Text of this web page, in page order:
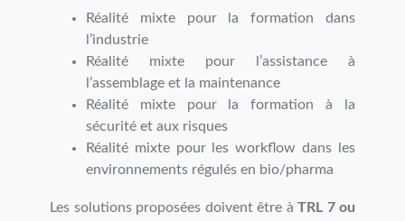
Réalité mixte pour la formation dans
l’industrie
Réalité mixte pour l’assistance à
l’assemblage et la maintenance
Réalité mixte pour la formation à la
sécurité et aux risques
Réalité mixte pour les workflow dans les
environnements régulés en bio/pharma
Les solutions proposées doivent être à TRL 7 ou